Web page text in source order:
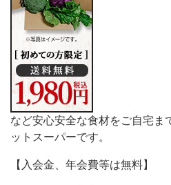
など安心安全な食材をご自宅ま
ットスーパーです。
【入会金、年会費等は無料】